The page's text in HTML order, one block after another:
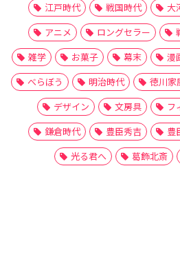
江戸時代 戦国時代 大
アニメ
ロングセラー
雑学
お菓子 幕末 漫
べらぼう
明治時代 徳川家
デザイン
文房具 フ
鎌倉時代
豊臣秀吉 豊
光る君へ
葛飾北斎